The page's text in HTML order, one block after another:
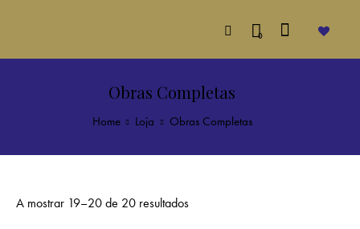
0
Obras Completas
Home Loja Obras Completas
A mostrar 19–20 de 20 resultados